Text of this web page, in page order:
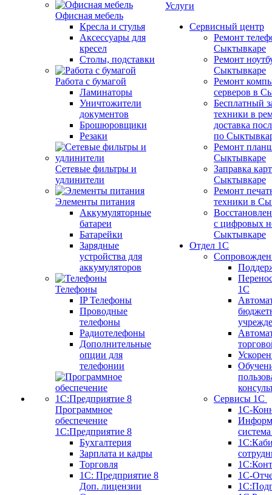
Офисная мебель
Кресла и стулья
Аксессуары для
кресел
Столы, подставки
Работа с бумагой
Ламинаторы
Уничтожители
документов
Брошюровщики
Резаки
Сетевые фильтры и
удлинители
Элементы питания
Аккумуляторные
батареи
Батарейки
Зарядные
устройства для
аккумуляторов
Телефоны
IP Телефоны
Проводные
телефоны
Радиотелефоны
Дополнительные
опции для
телефонии
Программное
обеспечение
1С:Предприятие 8
Бухгалтерия
Зарплата и кадры
Торговля
1C: Предприятие 8
Доп. лицензии
Услуги
Сервисный центр
Ремонт
Сыктывкаре
Ремонт
Сыктывкаре
Ремонт
серверов в
Бесплатный
техники в
доставка
по
Ремонт
Сыктывкаре
Заправка
Сыктывкаре
Ремонт
техники в
с цифровых
Сыктывкаре
Отдел 1С
1С
Сервисы 1С
1С-
1С-